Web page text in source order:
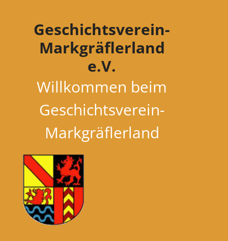
Geschichtsverein-
Markgräflerland
e.V.
Willkommen beim
Geschichtsverein-
Markgräflerland